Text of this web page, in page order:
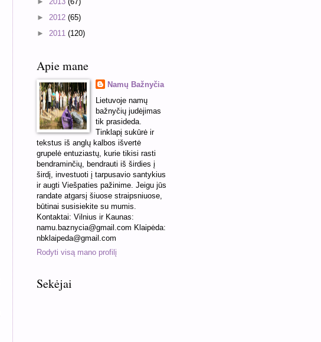
► 2012 (65)
► 2011 (120)
Apie mane
Namų Bažnyčia
Lietuvoje namų
bažnyčių judėjimas
tik prasideda.
Tinklapį sukūrė ir
tekstus iš anglų kalbos išvertė
grupelė entuziastų, kurie tikisi rasti
bendraminčių, bendrauti iš širdies į
širdį, investuoti į tarpusavio santykius
ir augti Viešpaties pažinime. Jeigu jūs
randate atgarsį šiuose straipsniuose,
būtinai susisiekite su mumis.
Kontaktai: Vilnius ir Kaunas:
namu.baznycia@gmail.com Klaipėda:
nbklaipeda@gmail.com
Rodyti visą mano profilį
Sekėjai